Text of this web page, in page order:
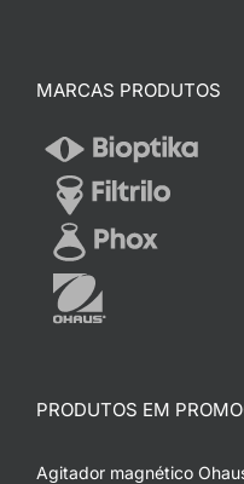
MARCAS PRODUTOS
PRODUTOS EM
Agitador magnético